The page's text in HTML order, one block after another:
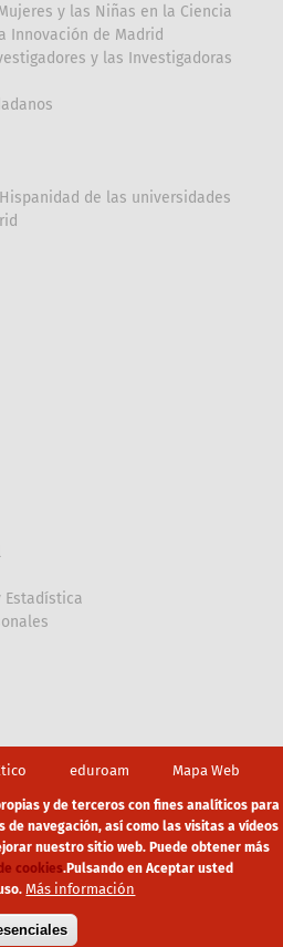
y las Niñas en la Ciencia
Innovación de Madrid
y las Investigadoras
de las universidades
Estadística
eduroam Mapa Web
Política de cookies Aviso legal
y de terceros con fines analíticos para
navegación, así como las visitas a vídeos
nuestro sitio web. Puede obtener más
cookies.Pulsando en Aceptar usted
Más información